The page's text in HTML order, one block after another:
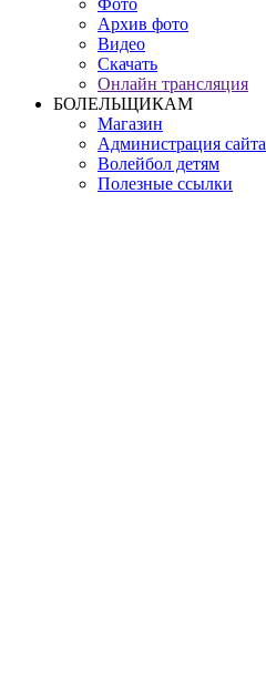
Фото
Архив фото
Видео
Скачать
Онлайн трансляция
БОЛЕЛЬЩИКАМ
Магазин
Администрация сайта
Волейбол детям
Полезные ссылки